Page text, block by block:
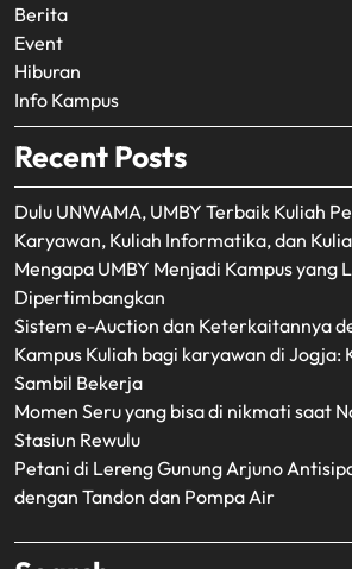
Berita
Event
Hiburan
Info Kampus
Recent Posts
Dulu UNWAMA, UMBY Terbaik Kuliah
Karyawan, Kuliah Informatika, dan
Mengapa UMBY Menjadi Kampus yang
Dipertimbangkan
Sistem e-Auction dan Keterkaitannya
Kampus Kuliah bagi karyawan di Jogja:
Sambil Bekerja
Momen Seru yang bisa di nikmati saat
Stasiun Rewulu
Petani di Lereng Gunung Arjuno
dengan Tandon dan Pompa Air